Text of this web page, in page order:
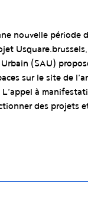
nouvelle période
(SAU)
sur le site de
L’appel à
des projets